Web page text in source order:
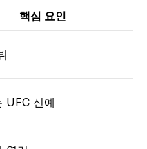
핵심 요인
UFC 신예